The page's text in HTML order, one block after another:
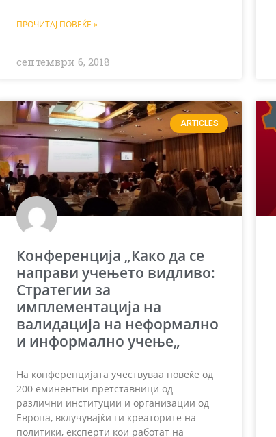
ПРОЧИТАЈ ПОВЕЌЕ »
септември 6, 2018
ARTICLES
Конференција „Како да се
направи учењето видливо:
Стратегии за
имплементација на
валидација на неформално
и информално учење„
На конференцијата учествуваа повеќе од
200 еминентни претставници од
различни институции и организации од
Европа, вклучувајќи ги креаторите на
политики, експерти кои работат на